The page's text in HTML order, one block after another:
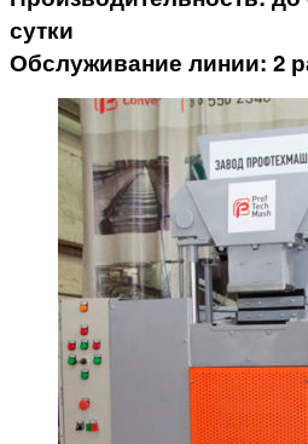
сутки
Обслуживание линии: 2